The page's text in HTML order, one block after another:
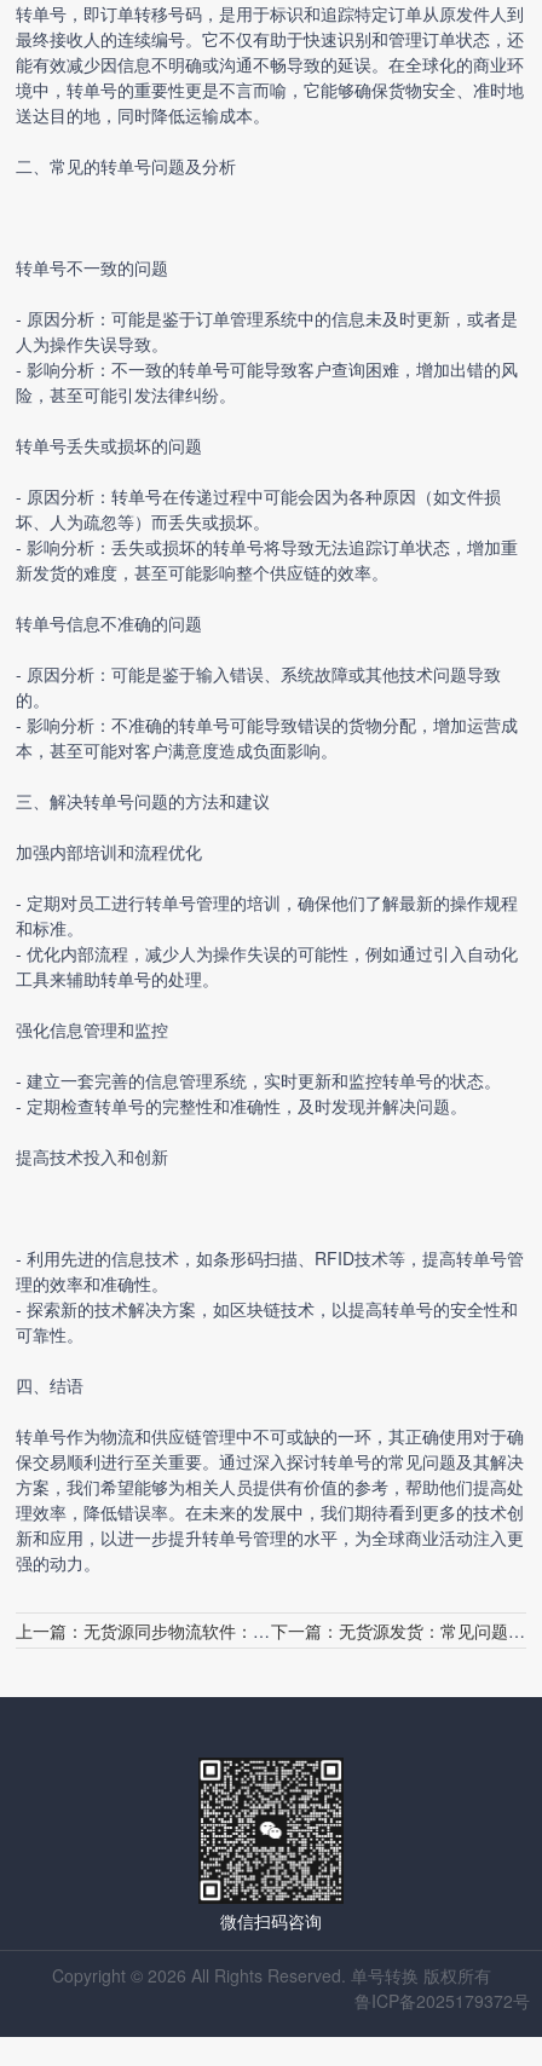
转单号，即订单转移号码，是用于标识和追踪特定订单从原发件人到
最终接收人的连续编号。它不仅有助于快速识别和管理订单状态，还
能有效减少因信息不明确或沟通不畅导致的延误。在全球化的商业环
境中，转单号的重要性更是不言而喻，它能够确保货物安全、准时地
送达目的地，同时降低运输成本。
二、常见的转单号问题及分析
转单号不一致的问题
- 原因分析：可能是鉴于订单管理系统中的信息未及时更新，或者是
人为操作失误导致。
- 影响分析：不一致的转单号可能导致客户查询困难，增加出错的风
险，甚至可能引发法律纠纷。
转单号丢失或损坏的问题
- 原因分析：转单号在传递过程中可能会因为各种原因（如文件损
坏、人为疏忽等）而丢失或损坏。
- 影响分析：丢失或损坏的转单号将导致无法追踪订单状态，增加重
新发货的难度，甚至可能影响整个供应链的效率。
转单号信息不准确的问题
- 原因分析：可能是鉴于输入错误、系统故障或其他技术问题导致
的。
- 影响分析：不准确的转单号可能导致错误的货物分配，增加运营成
本，甚至可能对客户满意度造成负面影响。
三、解决转单号问题的方法和建议
加强内部培训和流程优化
- 定期对员工进行转单号管理的培训，确保他们了解最新的操作规程
和标准。
- 优化内部流程，减少人为操作失误的可能性，例如通过引入自动化
工具来辅助转单号的处理。
强化信息管理和监控
- 建立一套完善的信息管理系统，实时更新和监控转单号的状态。
- 定期检查转单号的完整性和准确性，及时发现并解决问题。
提高技术投入和创新
- 利用先进的信息技术，如条形码扫描、RFID技术等，提高转单号管
理的效率和准确性。
- 探索新的技术解决方案，如区块链技术，以提高转单号的安全性和
可靠性。
四、结语
转单号作为物流和供应链管理中不可或缺的一环，其正确使用对于确
保交易顺利进行至关重要。通过深入探讨转单号的常见问题及其解决
方案，我们希望能够为相关人员提供有价值的参考，帮助他们提高处
理效率，降低错误率。在未来的发展中，我们期待看到更多的技术创
新和应用，以进一步提升转单号管理的水平，为全球商业活动注入更
强的动力。
上一篇：无货源同步物流软件：常见问题解答 下一篇： 无货源发货：常见问题与解决策略
微信扫码咨询
Copyright © 2026 All Rights Reserved. 单号转换 版权所有
鲁ICP备2025179372号